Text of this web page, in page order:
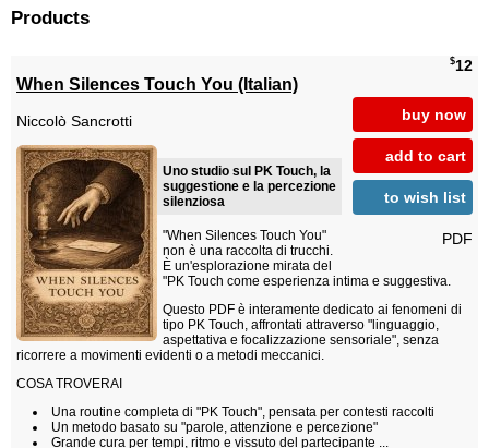
Products
$12
buy now
add to cart
to wish list
PDF
When Silences Touch You (Italian)
Niccolò Sancrotti
Uno studio sul PK Touch, la
suggestione e la percezione
silenziosa
"When Silences Touch You"
non è una raccolta di trucchi.
È un'esplorazione mirata del
"PK Touch come esperienza intima e suggestiva.
Questo PDF è interamente dedicato ai fenomeni di
tipo PK Touch, affrontati attraverso "linguaggio,
aspettativa e focalizzazione sensoriale", senza
ricorrere a movimenti evidenti o a metodi meccanici.
COSA TROVERAI
Una routine completa di "PK Touch", pensata per contesti raccolti
Un metodo basato su "parole, attenzione e percezione"
Grande cura per tempi, ritmo e vissuto del partecipante ...